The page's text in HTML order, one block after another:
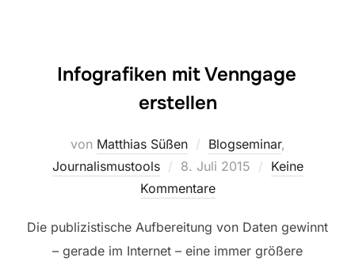
Infografiken mit Venngage
erstellen
von Matthias Süßen Blogseminar,
Journalismustools
Veröffentlicht
am
8. Juli 2015
Keine
Kommentare
Die publizistische Aufbereitung von Daten gewinnt
– gerade im Internet – eine immer größere